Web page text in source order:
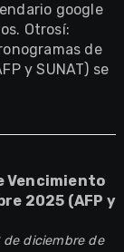
google
Otrosí:
de
y SUNAT) se
Vencimiento
2025 (AFP y
diciembre de